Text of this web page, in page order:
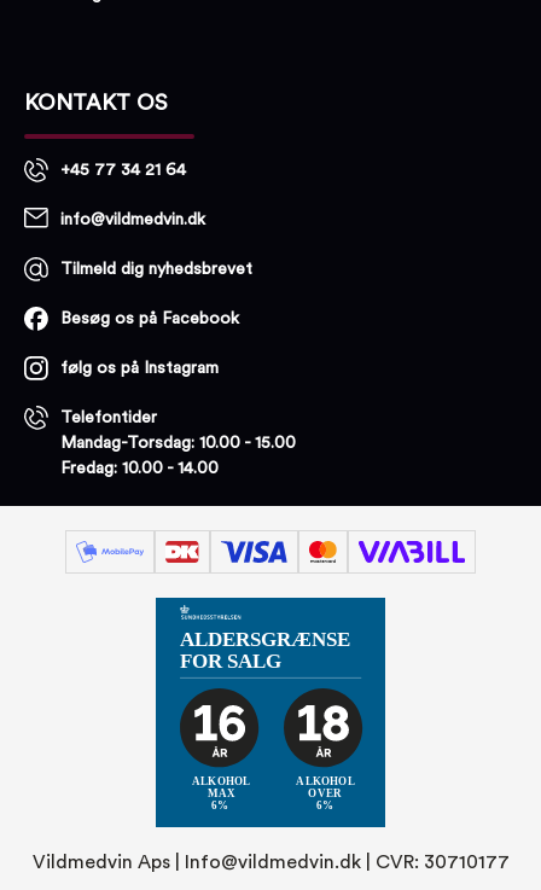
KONTAKT OS
+45 77 34 21 64
info@vildmedvin.dk
Tilmeld dig nyhedsbrevet
Besøg os på Facebook
følg os på Instagram
Telefontider
Mandag-Torsdag: 10.00 - 15.00
Fredag: 10.00 - 14.00
Vildmedvin Aps | Info@vildmedvin.dk| CVR: 30710177